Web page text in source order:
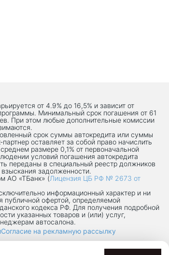
от 4.9% до 16,5% и зависит от
Минимальный срок погашения от 61
При этом любые дополнительные комиссии
срок суммы автокредита или суммы
оставляет за собой право начислить
размере 0,1% от первоначальной
условий погашения автокредита
переданы в специальный реестр должников
взыскания задолженности.
АО «ТБанк» (Лицензия ЦБ РФ № 2673 от
информационный характер и ни
публичной офертой, определяемой
кодекса РФ. Для получения подробной
указанных товаров и (или) услуг,
автосалона.
Согласие на рекламную рассылку